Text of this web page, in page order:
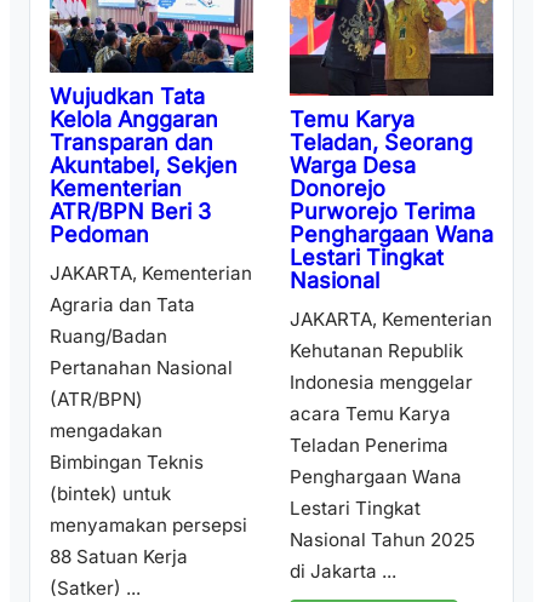
Wujudkan Tata
Kelola Anggaran
Transparan dan
Akuntabel, Sekjen
Kementerian
ATR/BPN Beri 3
Pedoman
JAKARTA, Kementerian
Agraria dan Tata
Ruang/Badan
Pertanahan Nasional
(ATR/BPN)
mengadakan
Bimbingan Teknis
(bintek) untuk
menyamakan persepsi
88 Satuan Kerja
(Satker) ...
Temu Karya
Teladan, Seorang
Warga Desa
Donorejo
Purworejo Terima
Penghargaan Wana
Lestari Tingkat
Nasional
JAKARTA, Kementerian
Kehutanan Republik
Indonesia menggelar
acara Temu Karya
Teladan Penerima
Penghargaan Wana
Lestari Tingkat
Nasional Tahun 2025
di Jakarta ...